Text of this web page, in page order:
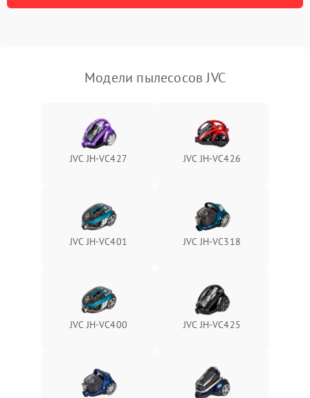
Модели пылесосов JVC
JVC JH-VC427 JVC JH-VC426
JVC JH-VС401 JVC JH-VС318
JVC JH-VС400 JVC JH-VC425